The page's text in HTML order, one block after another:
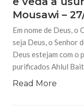
10 DE NOVEMBRO DE
Falecimento
Em nome de Deus,
data em que
muçulmanos, o Imam
(A.S.), conhecido por
NOTÍCIAS
Mousawi –
Em nome de Deus,
seja Deus, o Senhor
Deus estejam com o
purificados Ahlul Bait
Read More